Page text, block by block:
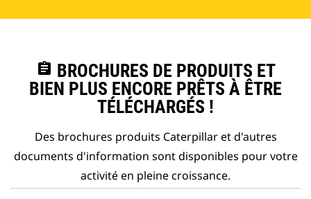
assignment BROCHURES DE PRODUITS ET
BIEN PLUS ENCORE PRÊTS À ÊTRE
TÉLÉCHARGÉS !
Des brochures produits Caterpillar et d'autres
documents d'information sont disponibles pour votre
activité en pleine croissance.